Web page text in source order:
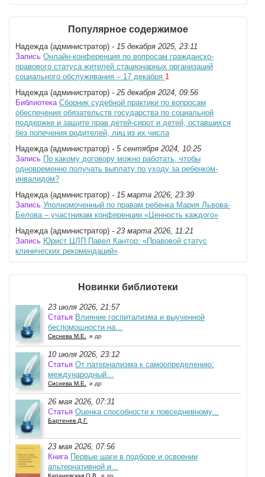
Популярное содержимое
Надежда (администратор) - 15 декабря 2025, 23:11
Запись Онлайн-конференция по вопросам гражданско-
правового статуса жителей стационарных организаций
социального обслуживания – 17 декабря 1
Надежда (администратор) - 25 декабря 2024, 09:56
Библиотека Сборник судебной практики по вопросам
обеспечения обязательств государства по социальной
поддержке и защите прав детей-сирот и детей, оставшихся
без попечения родителей, лиц из их числа
Надежда (администратор) - 5 сентября 2024, 10:25
Запись По какому договору можно работать, чтобы
одновременно получать выплату по уходу за ребенком-
инвалидом?
Надежда (администратор) - 15 марта 2026, 23:39
Запись Уполномоченный по правам ребенка Мария Львова-
Белова – участникам конференции «Ценность каждого»
Надежда (администратор) - 23 марта 2026, 11:21
Запись Юрист ЦЛП Павел Кантор: «Правовой статус
клинических рекомендаций»
Новинки библиотеки
23 июля 2026, 21:57
Статья Влияние госпитализма и выученной
беспомощности на...
Сиснева М.Е. и др
10 июля 2026, 23:12
Статья От патернализма к самоопределению:
международный...
Сиснева М.Е. и др
26 мая 2026, 07:31
Статья Оценка способности к повседневному...
Бартенев Д.Г.
23 мая 2026, 07:56
Книга Первые шаги в подборе и освоении
альтернативной и...
Караневская О.В. и др